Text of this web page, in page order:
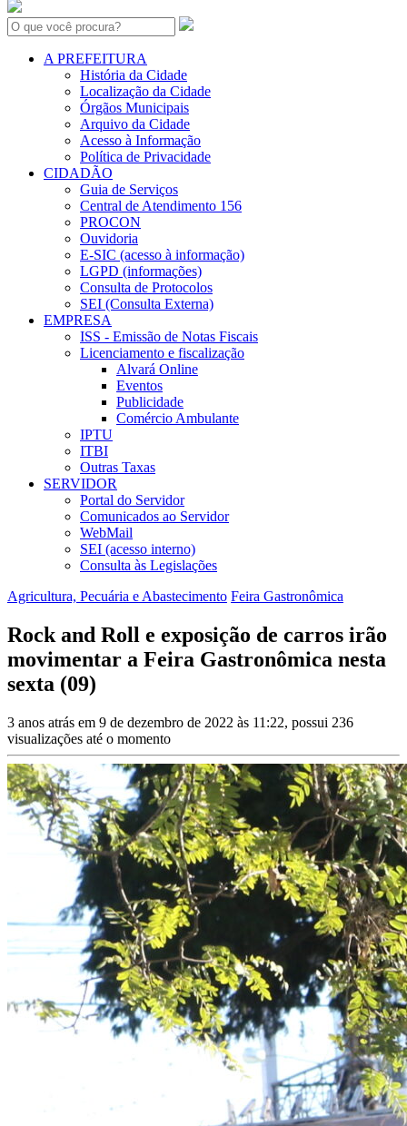
Search:
A PREFEITURA
História da Cidade
Localização da Cidade
Órgãos Municipais
Arquivo da Cidade
Acesso à Informação
Política de Privacidade
CIDADÃO
Guia de Serviços
Central de Atendimento 156
PROCON
Ouvidoria
E-SIC (acesso à informação)
LGPD (informações)
Consulta de Protocolos
SEI (Consulta Externa)
EMPRESA
ISS - Emissão de Notas Fiscais
Licenciamento e fiscalização
Alvará Online
Eventos
Publicidade
Comércio Ambulante
IPTU
ITBI
Outras Taxas
SERVIDOR
Portal do Servidor
Comunicados ao Servidor
WebMail
SEI (acesso interno)
Consulta às Legislações
Agricultura, Pecuária e Abastecimento Feira Gastronômica
Rock and Roll e exposição de carros irão
movimentar a Feira Gastronômica nesta
sexta (09)
3 anos atrás em 9 de dezembro de 2022 às 11:22, possui 236
visualizações até o momento